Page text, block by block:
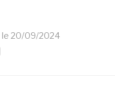
le 20/09/2024